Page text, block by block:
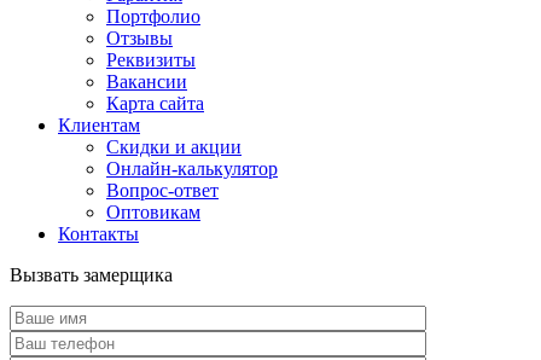
Портфолио
Отзывы
Реквизиты
Вакансии
Карта сайта
Клиентам
Скидки и акции
Онлайн-калькулятор
Вопрос-ответ
Оптовикам
Контакты
Вызвать замерщика